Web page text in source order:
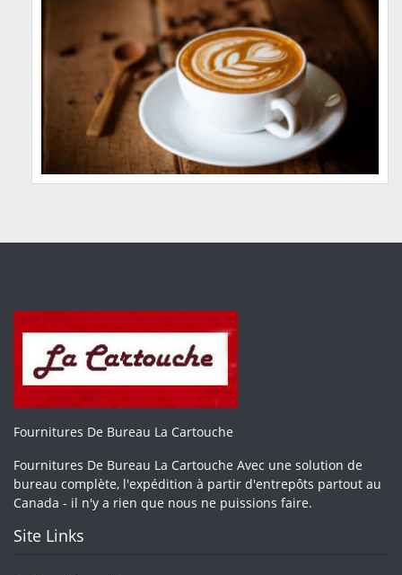
Fournitures De Bureau La Cartouche
Fournitures De Bureau La Cartouche Avec une solution de
bureau complète, l'expédition à partir d'entrepôts partout au
Canada - il n'y a rien que nous ne puissions faire.
Site Links